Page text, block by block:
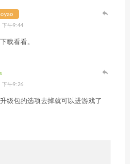
下午9:44
载看看。
下午9:26
级包的选项去掉就可以进游戏了